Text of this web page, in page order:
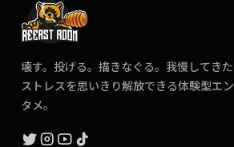
壊す。投げる。描きなぐる。我慢してきた
ストレスを思いきり解放できる体験型エン
タメ。